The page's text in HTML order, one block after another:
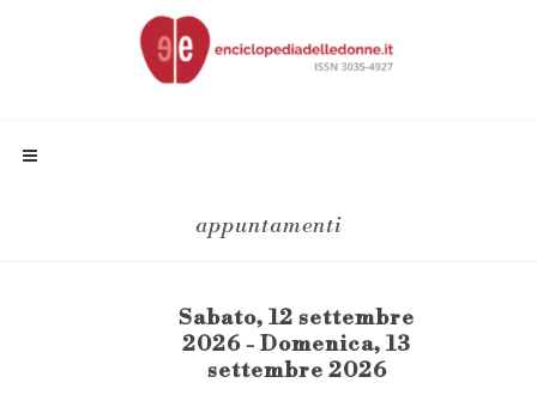
appuntamenti
Sabato, 12 settembre
2026 - Domenica, 13
settembre 2026